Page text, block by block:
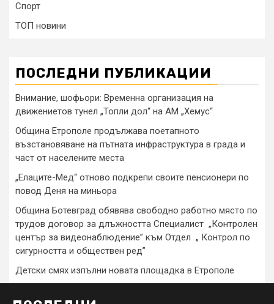
Спорт
ТОП новини
ПОСЛЕДНИ ПУБЛИКАЦИИ
Внимание, шофьори: Временна организация на
движениетов тунел „Топли дол“ на АМ „Хемус“
Община Етрополе продължава поетапното
възстановяване на пътната инфраструктура в града и
част от населените места
„Елаците-Мед“ отново подкрепи своите пенсионери по
повод Деня на миньора
Община Ботевград обявява свободно работно място по
трудов договор за длъжността Специалист „Контролен
център за видеонаблюдение” към Отдел „ Контрол по
сигурността и обществен ред”
Детски смях изпълни новата площадка в Етрополе